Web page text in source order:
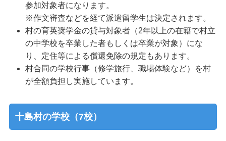
参加対象者になります。
※作文審査などを経て派遣留学生は決定されます。
村の育英奨学金の貸与対象者（2年以上の在籍で村立
の中学校を卒業した者もしくは卒業が対象）にな
り、定住等による償還免除の規定もあります。
村合同の学校行事（修学旅行、職場体験など）を村
が全額負担し実施しています。
十島村の学校（7校）